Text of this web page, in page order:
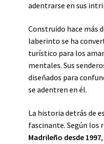
adentrarse en sus
Construido hace más
laberinto se ha
turístico para los
mentales. Sus
diseñados para
se adentren en él.
La historia detrás de
fascinante. Según los
Madrileño desde 1997